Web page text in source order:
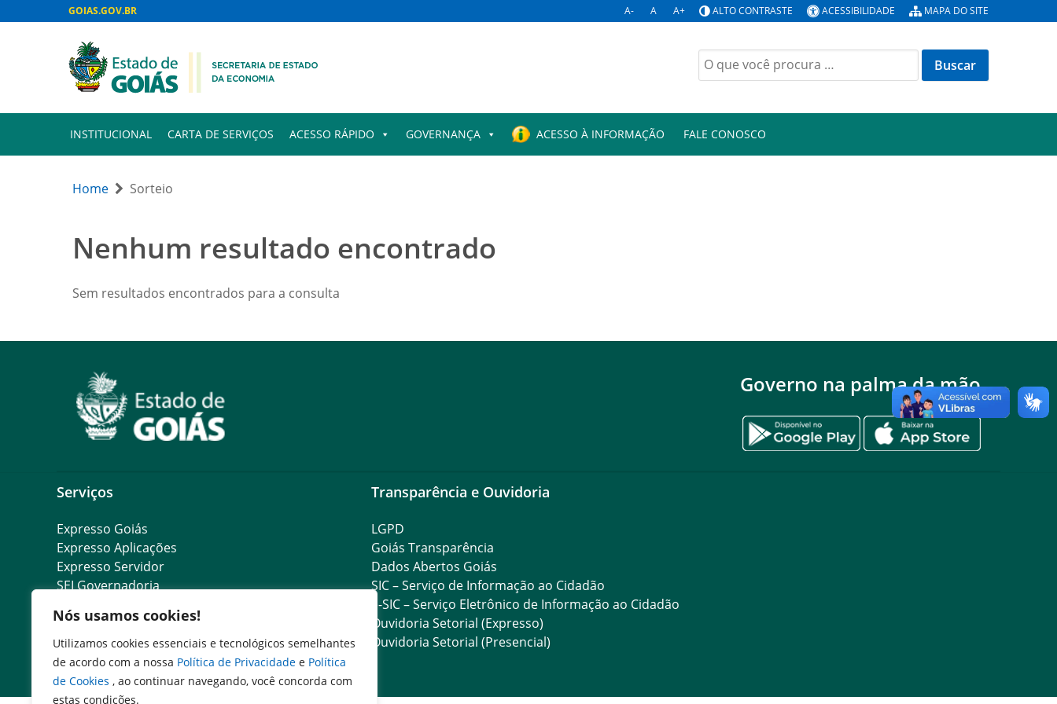
Nós usamos cookies!
Utilizamos cookies essenciais e tecnológicos semelhantes
de acordo com a nossa Política de Privacidade e Política
de Cookies , ao continuar navegando, você concorda com
estas condições.
GOIAS.GOV.BR A- A A+ ALTO CONTRASTE ACESSIBILIDADE MAPA DO SITE
INSTITUCIONAL CARTA DE SERVIÇOS ACESSO RÁPIDO GOVERNANÇA ACESSO À INFORMAÇÃO FALE CONOSCO
Home Sorteio
Nenhum resultado encontrado
Sem resultados encontrados para a consulta
Governo na palma da mão
Serviços
Expresso Goiás
Expresso Aplicações
Expresso Servidor
SEI Governadoria
Escola de Governo
Agenda de Autoridades
Programa de Compliance Público
Transparência e Ouvidoria
LGPD
Goiás Transparência
Dados Abertos Goiás
SIC – Serviço de Informação ao Cidadão
e-SIC – Serviço Eletrônico de Informação ao Cidadão
Ouvidoria Setorial (Expresso)
Ouvidoria Setorial (Presencial)